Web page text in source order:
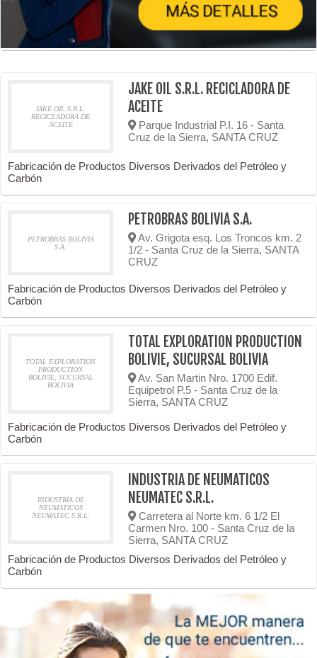
JAKE OIL S.R.L.
RECICLADORA DE
ACEITE
JAKE OIL S.R.L. RECICLADORA DE
ACEITE
Parque Industrial P.I. 16 - Santa
Cruz de la Sierra, SANTA CRUZ
Fabricación de Productos Diversos Derivados del Petróleo y
Carbón
PETROBRAS BOLIVIA
S.A.
PETROBRAS BOLIVIA S.A.
Av. Grigota esq. Los Troncos km. 2
1/2 - Santa Cruz de la Sierra, SANTA
CRUZ
Fabricación de Productos Diversos Derivados del Petróleo y
Carbón
TOTAL EXPLORATION
PRODUCTION
BOLIVIE, SUCURSAL
BOLIVIA
TOTAL EXPLORATION PRODUCTION
BOLIVIE, SUCURSAL BOLIVIA
Av. San Martin Nro. 1700 Edif.
Equipetrol P.5 - Santa Cruz de la
Sierra, SANTA CRUZ
Fabricación de Productos Diversos Derivados del Petróleo y
Carbón
INDUSTRIA DE
NEUMATICOS
NEUMATEC S.R.L.
INDUSTRIA DE NEUMATICOS
NEUMATEC S.R.L.
Carretera al Norte km. 6 1/2 El
Carmen Nro. 100 - Santa Cruz de la
Sierra, SANTA CRUZ
Fabricación de Productos Diversos Derivados del Petróleo y
Carbón